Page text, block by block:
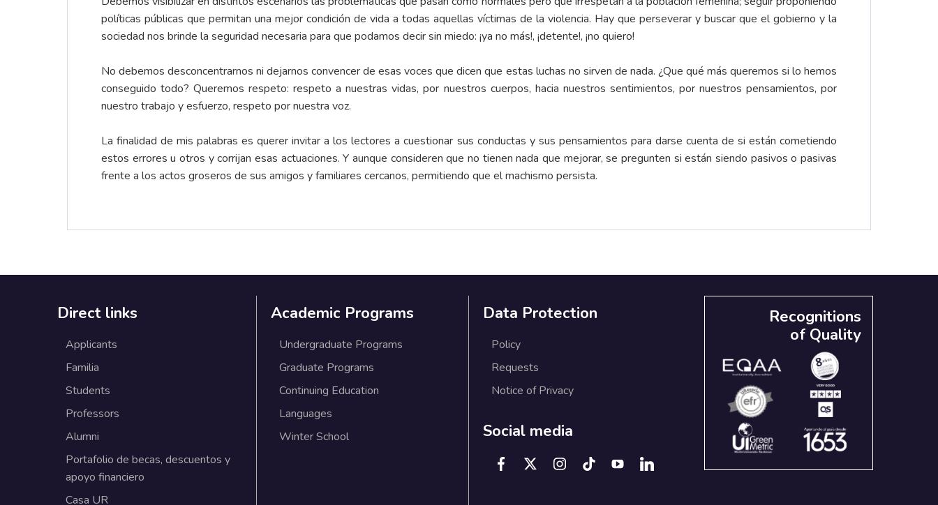
políticas públicas que permitan una mejor condición de vida a todas aquellas víctimas de la violencia. Hay que perseverar y buscar que el gobierno y la
sociedad nos brinde la seguridad necesaria para que podamos decir sin miedo: ¡ya no más!, ¡detente!, ¡no quiero!
No debemos desconcentrarnos ni dejarnos convencer de esas voces que dicen que estas luchas no sirven de nada. ¿Que qué más queremos si lo hemos
conseguido todo? Queremos respeto: respeto a nuestras vidas, por nuestros cuerpos, hacia nuestros sentimientos, por nuestros pensamientos, por
nuestro trabajo y esfuerzo, respeto por nuestra voz.
La finalidad de mis palabras es querer invitar a los lectores a cuestionar sus conductas y sus pensamientos para darse cuenta de si están cometiendo
estos errores u otros y corrijan esas actuaciones. Y aunque consideren que no tienen nada que mejorar, se pregunten si están siendo pasivos o pasivas
frente a los actos groseros de sus amigos y familiares cercanos, permitiendo que el machismo persista.
Direct links
Applicants
Familia
Students
Professors
Alumni
Portafolio de becas, descuentos y
apoyo financiero
Casa UR
Academic Programs
Undergraduate Programs
Graduate Programs
Continuing Education
Languages
Winter School
Data Protection
Policy
Requests
Notice of Privacy
Social media
Recognitions
of Quality